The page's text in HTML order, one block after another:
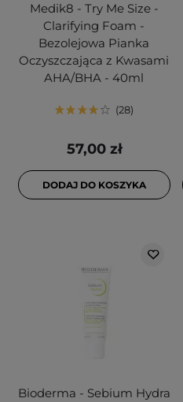
Medik8 - Try Me Size -
Clarifying Foam -
Bezolejowa Pianka
Oczyszczająca z Kwasami
AHA/BHA - 40ml
28
57,00 zł
DODAJ DO KOSZYKA
Bioderma - Sebium Hydra